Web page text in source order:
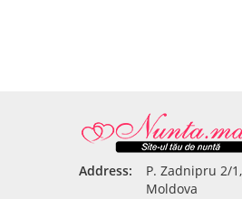
Address:
P. Zadnipru 2/
Moldova